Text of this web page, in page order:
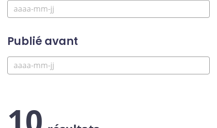
Publié avant